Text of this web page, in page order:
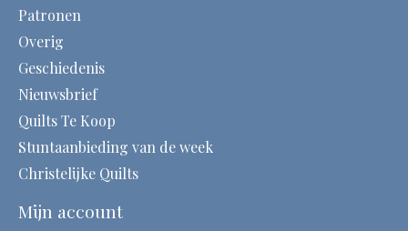
Patronen
Overig
Geschiedenis
Nieuwsbrief
Quilts Te Koop
Stuntaanbieding van de week
Christelijke Quilts
Mijn account